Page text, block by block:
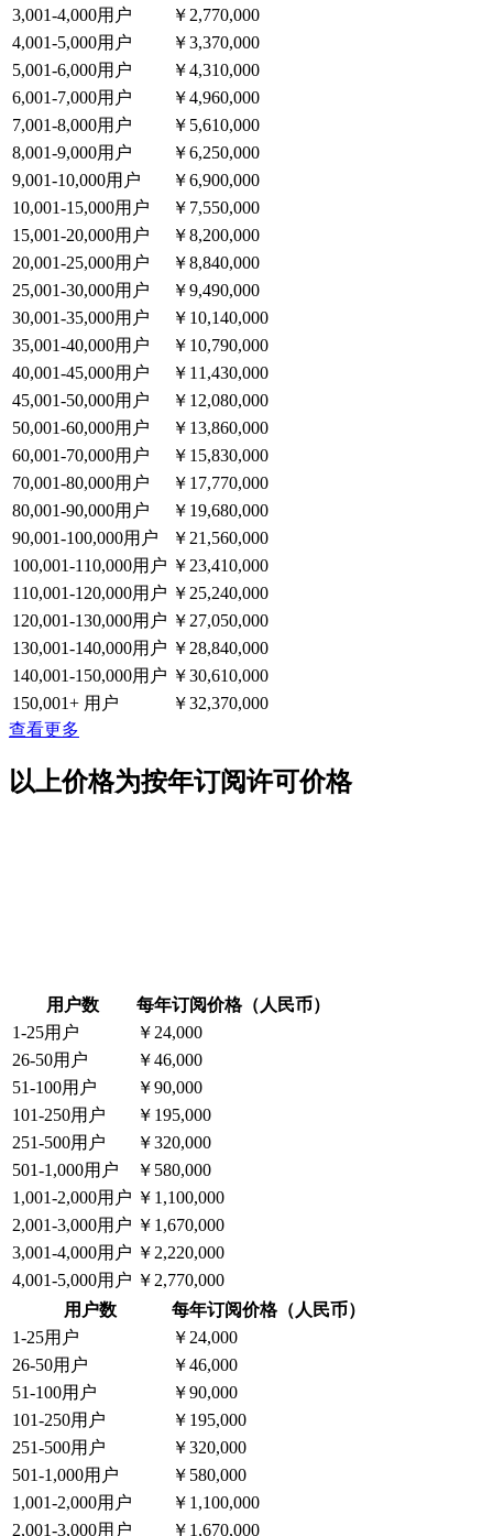
3,001-4,000用户
￥2,770,000
4,001-5,000用户
￥3,370,000
5,001-6,000用户
￥4,310,000
6,001-7,000用户
￥4,960,000
7,001-8,000用户
￥5,610,000
8,001-9,000用户
￥6,250,000
9,001-10,000用户
￥6,900,000
10,001-15,000用户
￥7,550,000
15,001-20,000用户
￥8,200,000
20,001-25,000用户
￥8,840,000
25,001-30,000用户
￥9,490,000
30,001-35,000用户
￥10,140,000
35,001-40,000用户
￥10,790,000
40,001-45,000用户
￥11,430,000
45,001-50,000用户
￥12,080,000
50,001-60,000用户
￥13,860,000
60,001-70,000用户
￥15,830,000
70,001-80,000用户
￥17,770,000
80,001-90,000用户
￥19,680,000
90,001-100,000用户
￥21,560,000
100,001-110,000用户 ￥23,410,000
110,001-120,000用户 ￥25,240,000
120,001-130,000用户 ￥27,050,000
130,001-140,000用户 ￥28,840,000
140,001-150,000用户 ￥30,610,000
150,001+ 用户
￥32,370,000
查看更多
以上价格为按年订阅许可价格
用户数
每年订阅价格（人民币）
1-25用户
￥24,000
26-50用户
￥46,000
51-100用户
￥90,000
101-250用户
￥195,000
251-500用户
￥320,000
501-1,000用户
￥580,000
1,001-2,000用户 ￥1,100,000
2,001-3,000用户 ￥1,670,000
3,001-4,000用户 ￥2,220,000
4,001-5,000用户 ￥2,770,000
用户数
每年订阅价格（人民币）
1-25用户
￥24,000
26-50用户
￥46,000
51-100用户
￥90,000
101-250用户
￥195,000
251-500用户
￥320,000
501-1,000用户
￥580,000
1,001-2,000用户
￥1,100,000
2,001-3,000用户
￥1,670,000